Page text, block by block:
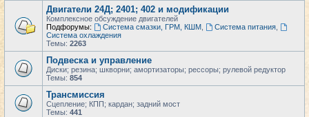
Двигатели 24Д; 2401; 402 и модификации
Комплексное обсуждение двигателей
Подфорумы:
Система смазки, ГРМ, КШМ, Система питания,
Система охлаждения
Темы: 2263
Подвеска и управление
Диски; резина; шкворни; амортизаторы; рессоры; рулевой редуктор
Темы: 854
Трансмиссия
Сцепление; КПП; кардан; задний мост
Темы: 441